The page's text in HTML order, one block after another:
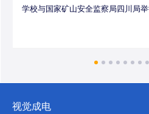
学校与国家矿山安全监察局四川局
视觉成电